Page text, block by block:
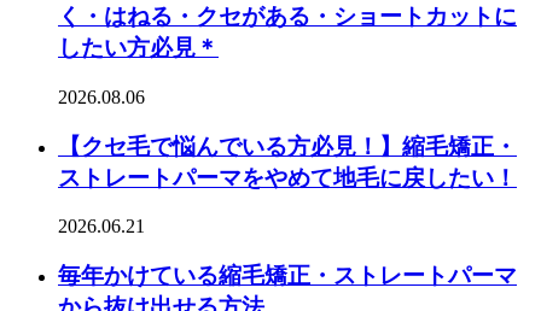
く・はねる・クセがある・ショートカットに
したい方必見＊
2026.08.06
【クセ毛で悩んでいる方必見！】縮毛矯正・
ストレートパーマをやめて地毛に戻したい！
2026.06.21
毎年かけている縮毛矯正・ストレートパーマ